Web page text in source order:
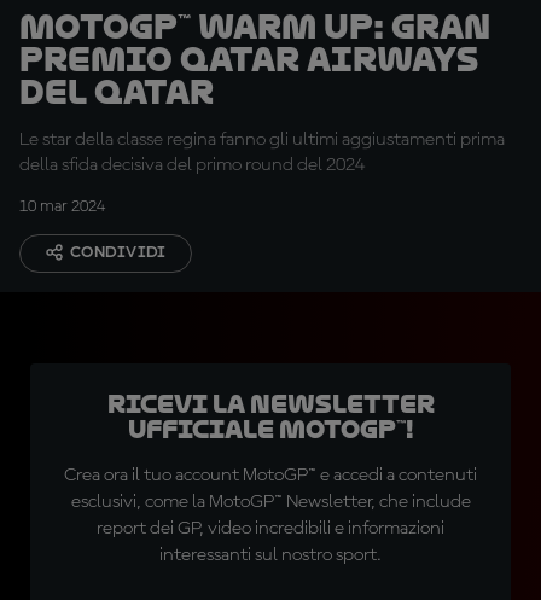
MotoGP™ Warm Up: Gran
Premio Qatar Airways
del Qatar
Le star della classe regina fanno gli ultimi aggiustamenti prima
della sfida decisiva del primo round del 2024
10 mar 2024
CONDIVIDI
Ricevi la newsletter
ufficiale MotoGP™!
Crea ora il tuo account MotoGP™ e accedi a contenuti
esclusivi, come la MotoGP™ Newsletter, che include
report dei GP, video incredibili e informazioni
interessanti sul nostro sport.